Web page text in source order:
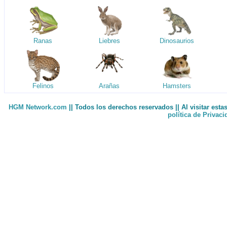
Ranas Liebres Dinosaurios
Felinos Arañas Hamsters
HGM Network.com || Todos los derechos reservados || Al visitar
política de